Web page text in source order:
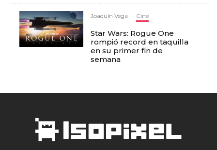
Joaquín Vega · Cine
Star Wars: Rogue One
rompió record en taquilla
en su primer fin de
semana